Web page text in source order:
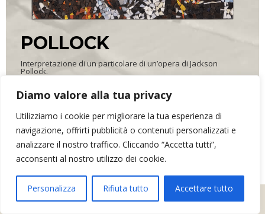
Diamo valore alla tua privacy
Utilizziamo i cookie per migliorare la tua esperienza di
navigazione, offrirti pubblicità o contenuti personalizzati e
analizzare il nostro traffico. Cliccando “Accetta tutti”,
acconsenti al nostro utilizzo dei cookie.
Personalizza Rifiuta tutto Accettare tutto
POLLOCK
Interpretazione di un particolare di un’opera di Jackson
Pollock.
ARR&DOmosaico di Elena Bonazzoli- P.IVA 02634390302 - Via dei
Monti, 16 - 33034 - Fagagna (UD)
Contatti
Privacy